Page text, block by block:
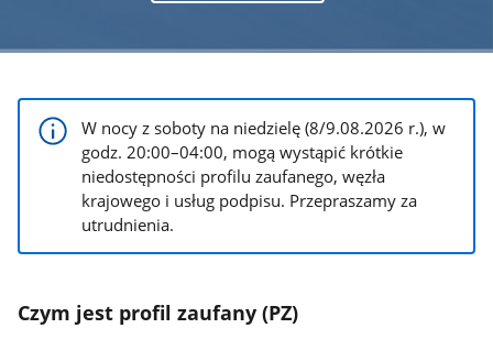
W nocy z soboty na niedzielę (8/9.08.2026 r.), w
godz. 20:00–04:00, mogą wystąpić krótkie
niedostępności profilu zaufanego, węzła
krajowego i usług podpisu. Przepraszamy za
utrudnienia.
Czym jest profil zaufany (PZ)